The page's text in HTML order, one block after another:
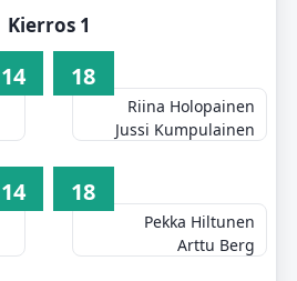
Kierros 1
14 18
Riina Holopainen
Jussi Kumpulainen
14 18
Pekka Hiltunen
Arttu Berg